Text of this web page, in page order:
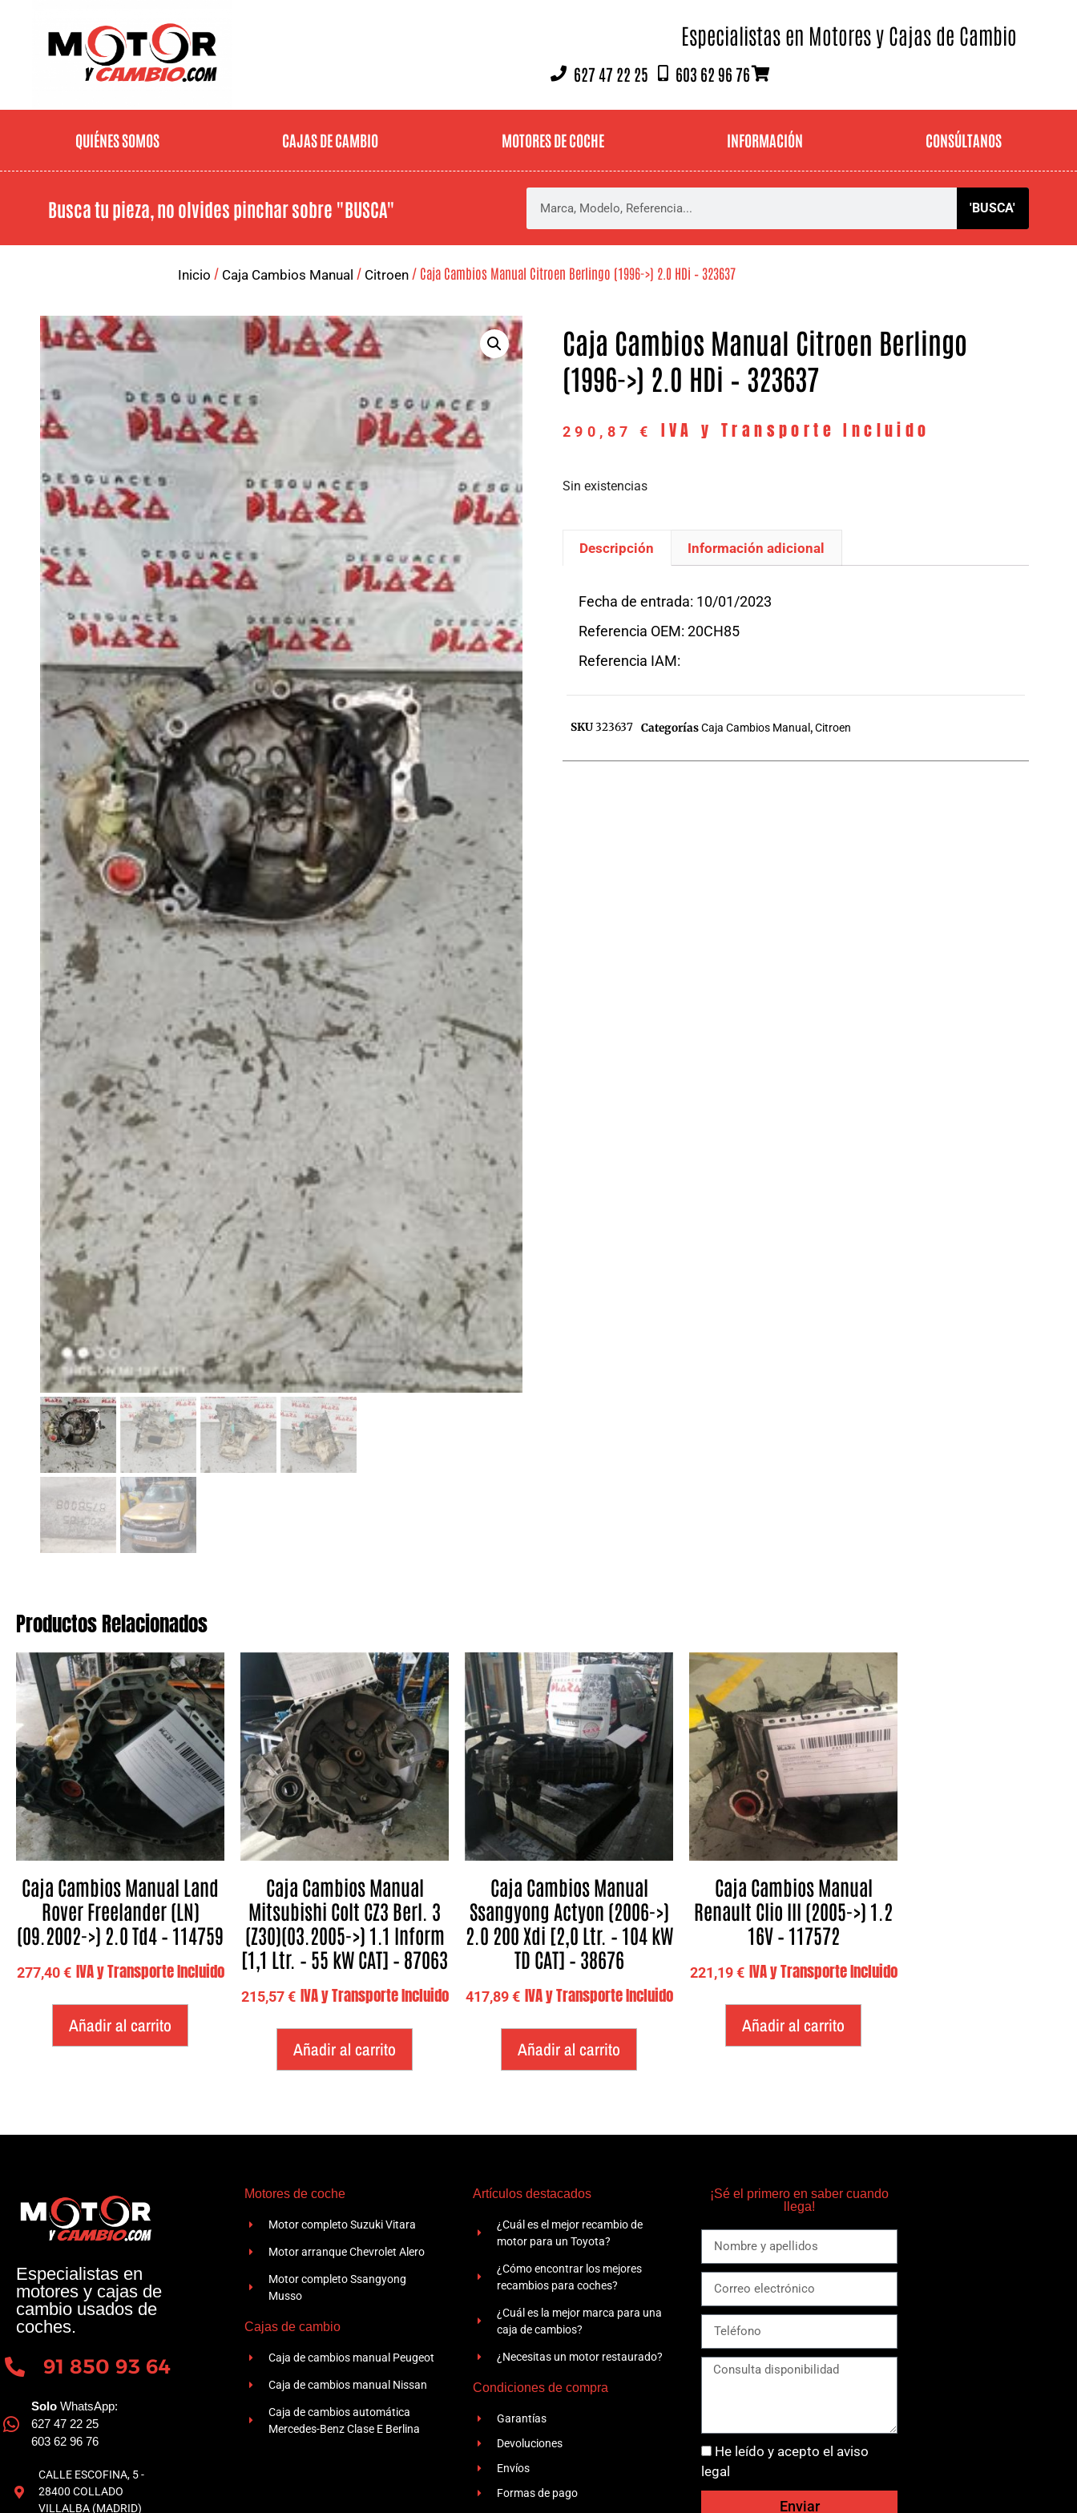
Especialistas en Motores y Cajas de Cambio
627 47 22 25 603 62 96 76
QUIÉNES SOMOS CAJAS DE CAMBIO MOTORES DE COCHE INFORMACIÓN CONSÚLTANOS
Busca tu pieza, no olvides pinchar sobre "BUSCA" 'BUSCA'
Inicio / Caja Cambios Manual / Citroen / Caja Cambios Manual Citroen Berlingo (1996->) 2.0 HDi – 323637
Caja Cambios Manual Citroen Berlingo
(1996->) 2.0 HDi – 323637
290,87 € IVA y Transporte Incluido
Sin existencias
Descripción Información adicional
Fecha de entrada: 10/01/2023
Referencia OEM: 20CH85
Referencia IAM:
SKU323637 CategoríasCaja Cambios Manual ,Citroen
Productos Relacionados
Caja Cambios Manual Land
Rover Freelander (LN)
(09.2002->) 2.0 Td4 – 114759
277,40€ IVA y Transporte Incluido
Añadir al carrito
Caja Cambios Manual
Mitsubishi Colt CZ3 Berl. 3
(Z30)(03.2005->) 1.1 Inform
[1,1 Ltr. – 55 kW CAT] – 87063
215,57€ IVA y Transporte Incluido
Añadir al carrito
Caja Cambios Manual
Ssangyong Actyon (2006->)
2.0 200 Xdi [2,0 Ltr. – 104 kW
TD CAT] – 38676
417,89€ IVA y Transporte Incluido
Añadir al carrito
Caja Cambios Manual
Renault Clio III (2005->) 1.2
16V – 117572
221,19€ IVA y Transporte Incluido
Añadir al carrito
Especialistas en
motores y cajas de
cambio usados de
coches.
91 850 93 64
Solo WhatsApp:
627 47 22 25
603 62 96 76
CALLE ESCOFINA, 5 -
28400 COLLADO
VILLALBA (MADRID)
Motores de coche
Motor completo Suzuki Vitara
Motor arranque Chevrolet Alero
Motor completo Ssangyong
Musso
Cajas de cambio
Caja de cambios manual Peugeot
Caja de cambios manual Nissan
Caja de cambios automática
Mercedes-Benz Clase E Berlina
Artículos destacados
¿Cuál es el mejor recambio de
motor para un Toyota?
¿Cómo encontrar los mejores
recambios para coches?
¿Cuál es la mejor marca para una
caja de cambios?
¿Necesitas un motor restaurado?
Condiciones de compra
Garantías
Devoluciones
Envíos
Formas de pago
¡Sé el primero en saber cuando
llega!
He leído y acepto el aviso
legal
Enviar